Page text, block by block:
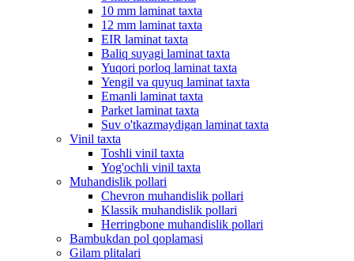
10 mm laminat taxta
12 mm laminat taxta
EIR laminat taxta
Baliq suyagi laminat taxta
Yuqori porloq laminat taxta
Yengil va quyuq laminat taxta
Emanli laminat taxta
Parket laminat taxta
Suv o'tkazmaydigan laminat taxta
Vinil taxta
Toshli vinil taxta
Yog'ochli vinil taxta
Muhandislik pollari
Chevron muhandislik pollari
Klassik muhandislik pollari
Herringbone muhandislik pollari
Bambukdan pol qoplamasi
Gilam plitalari